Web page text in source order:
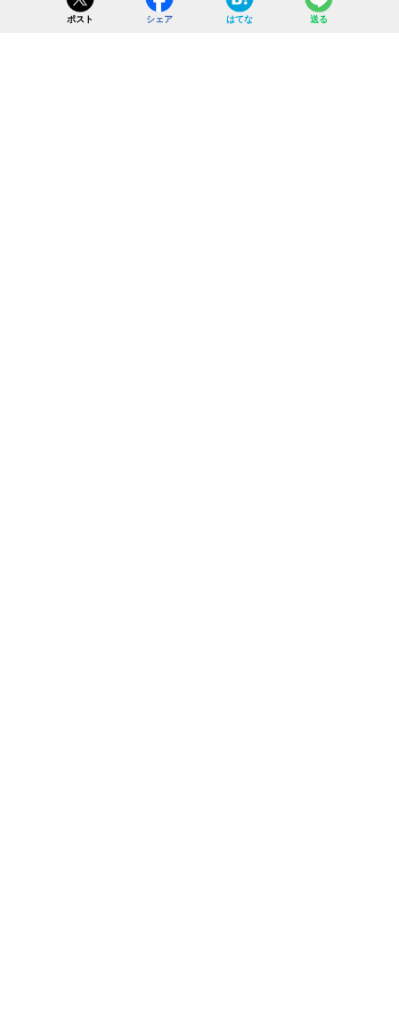
ポスト シェア はてな 送る